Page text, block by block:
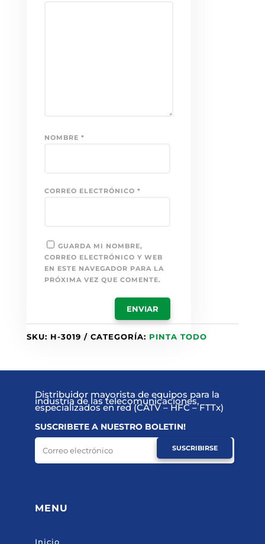
NOMBRE *
CORREO ELECTRÓNICO *
GUARDA MI NOMBRE,
CORREO ELECTRÓNICO Y WEB
EN ESTE NAVEGADOR PARA LA
PRÓXIMA VEZ QUE COMENTE.
SKU: H-3019 CATEGORÍA: PINTA TODO
Distribuidor mayorista de equipos para la
industria de las telecomunicaciones,
especializados en red (CATV – HFC – FTTx)
SUSCRIBETE A NUESTRO BOLETIN!
SUSCRIBIRSE
MENU
Inicio